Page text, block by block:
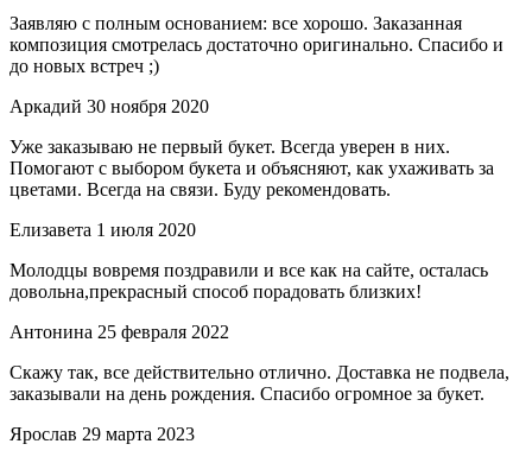
Заявляю с полным основанием: все хорошо. Заказанная
композиция смотрелась достаточно оригинально. Спасибо и
до новых встреч ;)
Аркадий 30 ноября 2020
Уже заказываю не первый букет. Всегда уверен в них.
Помогают с выбором букета и объясняют, как ухаживать за
цветами. Всегда на связи. Буду рекомендовать.
Елизавета 1 июля 2020
Молодцы вовремя поздравили и все как на сайте, осталась
довольна,прекрасный способ порадовать близких!
Антонина 25 февраля 2022
Скажу так, все действительно отлично. Доставка не подвела,
заказывали на день рождения. Спасибо огромное за букет.
Ярослав 29 марта 2023